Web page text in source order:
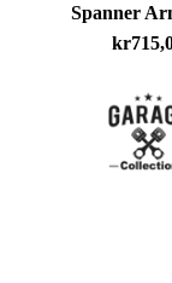
Spanner
kr